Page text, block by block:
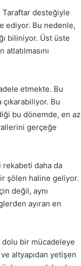
Taraftar desteğiyle
ediyor. Bu nedenle,
biliniyor. Üst üste
etmekte. Bu
Bu
bu dönemde, en az
gerçeğe
rekabeti daha da
şölen haline geliyor.
değil, aynı
ayıran en
dolu bir mücadeleye
altyapıdan yetişen